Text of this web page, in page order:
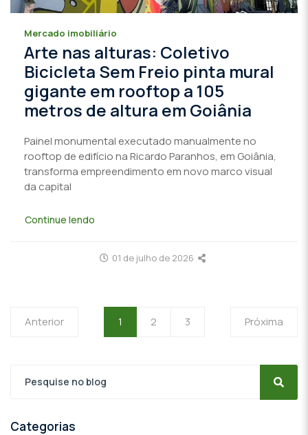
Mercado imobiliário
Arte nas alturas: Coletivo
Bicicleta Sem Freio pinta mural
gigante em rooftop a 105
metros de altura em Goiânia
Painel monumental executado manualmente no
rooftop de edifício na Ricardo Paranhos, em Goiânia,
transforma empreendimento em novo marco visual
da capital
Continue lendo
01 de julho de 2026
Anterior 1 2 3 Próxima
Categorias